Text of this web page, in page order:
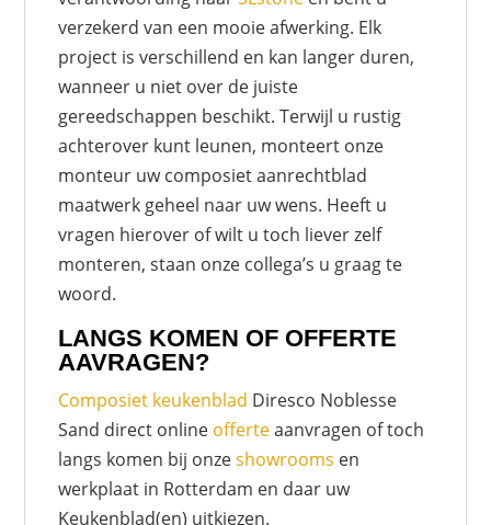
verzekerd van een mooie afwerking. Elk
project is verschillend en kan langer duren,
wanneer u niet over de juiste
gereedschappen beschikt. Terwijl u rustig
achterover kunt leunen, monteert onze
monteur uw composiet aanrechtblad
maatwerk geheel naar uw wens. Heeft u
vragen hierover of wilt u toch liever zelf
monteren, staan onze collega’s u graag te
woord.
LANGS KOMEN OF OFFERTE
AAVRAGEN?
Composiet keukenblad Diresco Noblesse
Sand direct online offerteaanvragen of toch
langs komen bij onzeshowrooms en
werkplaat in Rotterdam en daar uw
Keukenblad(en) uitkiezen.